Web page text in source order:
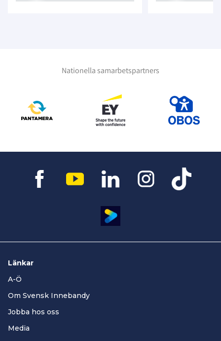
Nationella samarbetspartners
Länkar
A-Ö
Om Svensk Innebandy
Jobba hos oss
Media